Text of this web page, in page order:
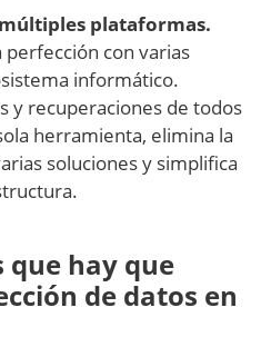
plataformas.
perfección con varias
informático.
y recuperaciones de todos
herramienta, elimina la
soluciones y simplifica
que hay que
de datos en